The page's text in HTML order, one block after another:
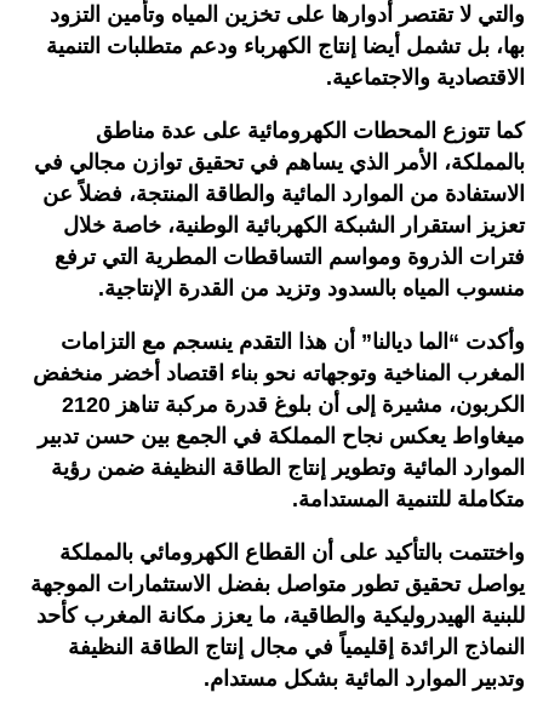
والتي لا تقتصر أدوارها على تخزين المياه وتأمين التزود
بها، بل تشمل أيضا إنتاج الكهرباء ودعم متطلبات التنمية
الاقتصادية والاجتماعية.
كما تتوزع المحطات الكهرومائية على عدة مناطق
بالمملكة، الأمر الذي يساهم في تحقيق توازن مجالي في
الاستفادة من الموارد المائية والطاقة المنتجة، فضلاً عن
تعزيز استقرار الشبكة الكهربائية الوطنية، خاصة خلال
فترات الذروة ومواسم التساقطات المطرية التي ترفع
منسوب المياه بالسدود وتزيد من القدرة الإنتاجية.
وأكدت “الما ديالنا” أن هذا التقدم ينسجم مع التزامات
المغرب المناخية وتوجهاته نحو بناء اقتصاد أخضر منخفض
الكربون، مشيرة إلى أن بلوغ قدرة مركبة تناهز 2120
ميغاواط يعكس نجاح المملكة في الجمع بين حسن تدبير
الموارد المائية وتطوير إنتاج الطاقة النظيفة ضمن رؤية
متكاملة للتنمية المستدامة.
واختتمت بالتأكيد على أن القطاع الكهرومائي بالمملكة
يواصل تحقيق تطور متواصل بفضل الاستثمارات الموجهة
للبنية الهيدروليكية والطاقية، ما يعزز مكانة المغرب كأحد
النماذج الرائدة إقليمياً في مجال إنتاج الطاقة النظيفة
وتدبير الموارد المائية بشكل مستدام.